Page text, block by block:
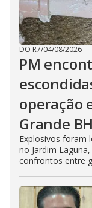
DO R7/04/08/2026
PM
operação
Grande BH
Explosivos foram
no Jardim
confrontos entre